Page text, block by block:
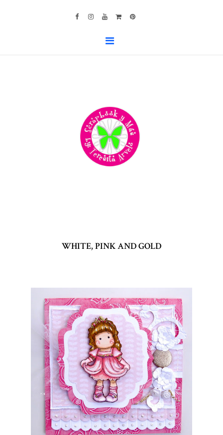
WHITE, PINK AND GOLD